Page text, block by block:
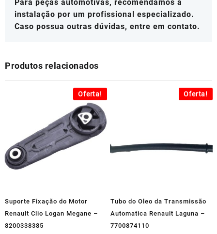
Para peças automotivas, recomendamos a
instalação por um profissional especializado.
Caso possua outras dúvidas, entre em contato.
Produtos relacionados
Oferta!
Suporte Fixação do Motor
Renault Clio Logan Megane –
8200338385
Oferta!
Tubo do Oleo da Transmissão
Automatica Renault Laguna –
7700874110